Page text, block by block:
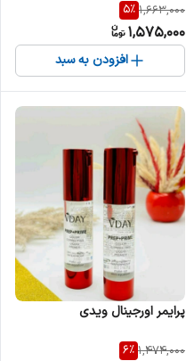
1,663,000
5%
1,575,000
افزودن به سبد
پرایمر اورجینال ویدی
1,474,000
6%